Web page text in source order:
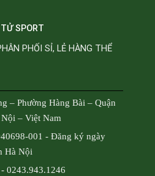
SPORT
PHỐI SỈ, LẺ HÀNG THỂ
– Phường Hàng Bài – Quận
– Việt Nam
001 - Đăng ký ngày
Hà Nội
0243.943.1246